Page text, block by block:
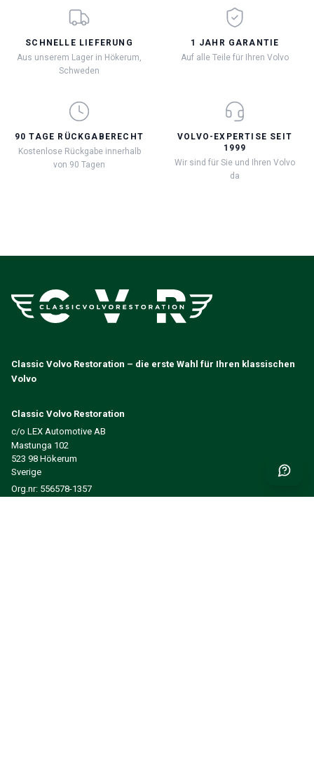
SCHNELLE LIEFERUNG
Aus unserem Lager in Hökerum,
Schweden
1 JAHR GARANTIE
Auf alle Teile für Ihren Volvo
90 TAGE RÜCKGABERECHT
Kostenlose Rückgabe innerhalb
von 90 Tagen
VOLVO-EXPERTISE SEIT
1999
Wir sind für Sie und Ihren Volvo
da
Classic Volvo Restoration – die erste Wahl für Ihren klassischen
Volvo
Classic Volvo Restoration
c/o LEX Automotive AB
Mastunga 102
523 98 Hökerum
Sverige
Org.nr: 556578-1357